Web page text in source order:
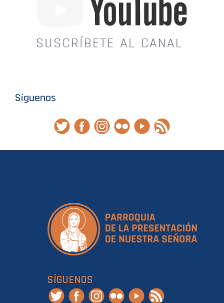
Síguenos
SÍGUENOS